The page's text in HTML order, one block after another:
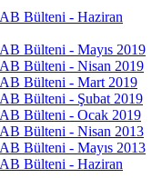
AB Bülteni - Haziran
Bülteni - Mayıs 2019
AB Bülteni - Nisan 2019
AB Bülteni - Mart 2019
AB Bülteni - Şubat 2019
AB Bülteni - Ocak 2019
AB Bülteni - Nisan 2013
Bülteni - Mayıs 2013
AB Bülteni - Haziran